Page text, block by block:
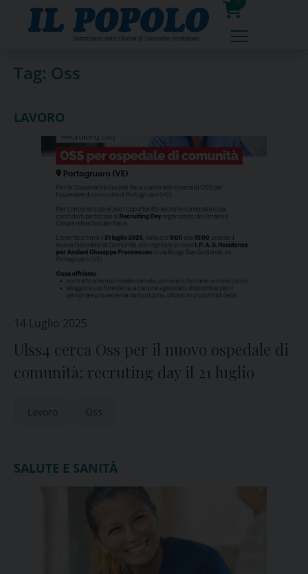
0
prodotti
Tag: Oss
LAVORO
14 Luglio 2025
Ulss4 cerca Oss per il nuovo ospedale di
comunità: recruting day il 21 luglio
Lavoro Oss
SALUTE E SANITÀ